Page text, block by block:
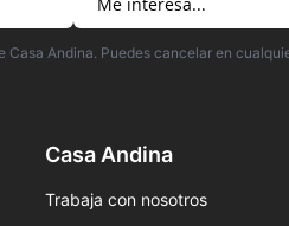
Andina. Puedes cancelar en
Casa Andina
Trabaja con nosotros